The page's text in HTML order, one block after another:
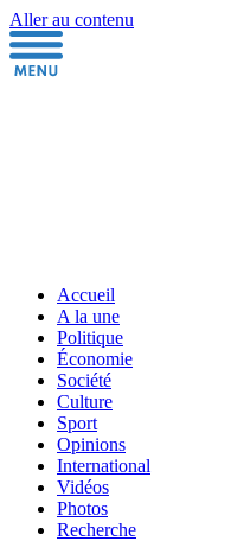
Aller au contenu
Accueil
A la une
Politique
Économie
Société
Culture
Sport
Opinions
International
Vidéos
Photos
Recherche